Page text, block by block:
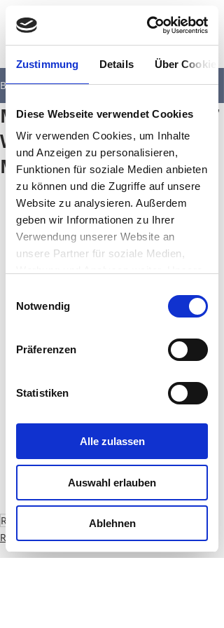
Zustimmung Details Über Cookies
Diese Webseite verwendet Cookies
Wir verwenden Cookies, um Inhalte
und Anzeigen zu personalisieren,
Funktionen für soziale Medien anbieten
zu können und die Zugriffe auf unsere
Website zu analysieren. Außerdem
geben wir Informationen zu Ihrer
Verwendung unserer Website an
unsere Partner für soziale Medien,
möglicherweise mit weiteren Daten
zusammen, die Sie ihnen bereitgestellt
haben oder die sie im Rahmen Ihrer
Nutzung der Dienste gesammelt
Notwendig
Präferenzen
Statistiken
Alle zulassen
Auswahl erlauben
Ablehnen
Beitrag
Mehrfamilienhaus mit 7
Wohneinheiten in
Mönchengladbach
II   Erfolgreich vermittelt
#Mönchengladbach
Referenz
Referenzen